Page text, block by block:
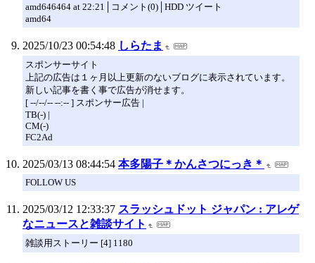
amd646464 at 22:21│コメント(0)│HDD ツイート
amd64
2025/10/23 00:54:48 しらたま
スポンサーサイト
上記の広告は１ヶ月以上更新のないブログに表示されています。
新しい記事を書く事で広告が消せます。
[ --/--/-- --:-- ] スポンサー広告 |
TB(-) |
CM(-)
FC2Ad
2025/03/13 08:44:54 本多陽子＊かんさつにっき＊
FOLLOW US
2025/03/12 12:33:37 スラッシュドット ジャパン : アレゲ
なニュースと雑談サイト
雑談用ストーリー [4] 1180